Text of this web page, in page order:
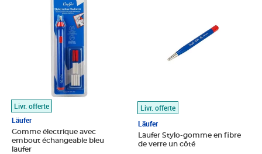
Livr. offerte
Läufer
Gomme électrique avec
embout échangeable bleu
läufer
Livr. offerte
Läufer
Läufer Stylo-gomme en fibre
de verre un côté